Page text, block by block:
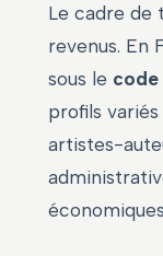
Le cadre de
revenus. En
sous le code
profils
artistes-